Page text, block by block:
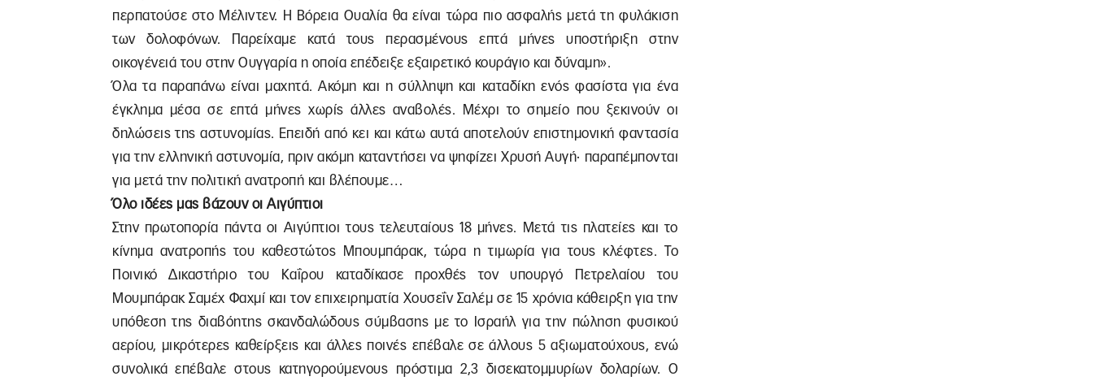
περπατούσε στο Μέλιντεν. Η Βόρεια Ουαλία θα είναι τώρα πιο ασφαλής μετά τη φυλάκιση
των δολοφόνων. Παρείχαμε κατά τους περασμένους επτά μήνες υποστήριξη στην
οικογένειά του στην Ουγγαρία η οποία επέδειξε εξαιρετικό κουράγιο και δύναμη».
Όλα τα παραπάνω είναι μαχητά. Ακόμη και η σύλληψη και καταδίκη ενός φασίστα για ένα
έγκλημα μέσα σε επτά μήνες χωρίς άλλες αναβολές. Μέχρι το σημείο που ξεκινούν οι
δηλώσεις της αστυνομίας. Επειδή από κει και κάτω αυτά αποτελούν επιστημονική φαντασία
για την ελληνική αστυνομία, πριν ακόμη καταντήσει να ψηφίζει Χρυσή Αυγή· παραπέμπονται
για μετά την πολιτική ανατροπή και βλέπουμε…
Όλο ιδέες μας βάζουν οι Αιγύπτιοι
Στην πρωτοπορία πάντα οι Αιγύπτιοι τους τελευταίους 18 μήνες. Μετά τις πλατείες και το
κίνημα ανατροπής του καθεστώτος Μπουμπάρακ, τώρα η τιμωρία για τους κλέφτες. Το
Ποινικό Δικαστήριο του Καΐρου καταδίκασε προχθές τον υπουργό Πετρελαίου του
Μουμπάρακ Σαμέχ Φαχμί και τον επιχειρηματία Χουσεΐν Σαλέμ σε 15 χρόνια κάθειρξη για την
υπόθεση της διαβόητης σκανδαλώδους σύμβασης με το Ισραήλ για την πώληση φυσικού
αερίου, μικρότερες καθείρξεις και άλλες ποινές επέβαλε σε άλλους 5 αξιωματούχους, ενώ
συνολικά επέβαλε στους κατηγορούμενους πρόστιμα 2,3 δισεκατομμυρίων δολαρίων. Ο